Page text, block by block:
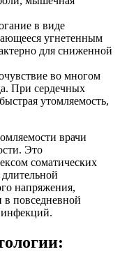
в виде
угнетенным
для сниженной
во многом
При сердечных
утомляемость,
врачи
Это
соматических
напряжения,
в повседневной